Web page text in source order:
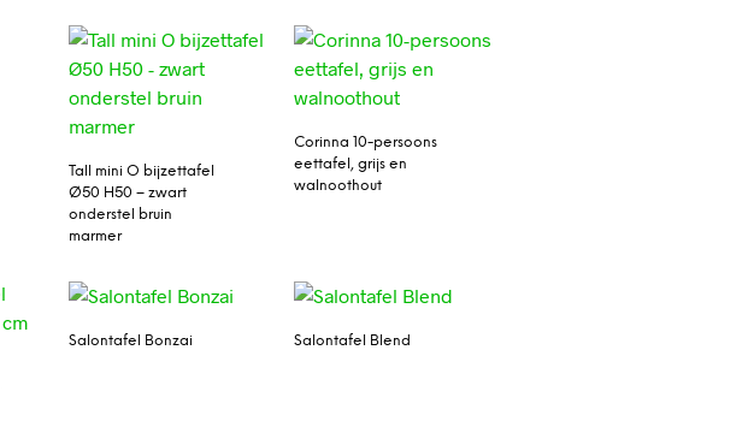
Tall mini O bijzettafel
Ø50 H50 – zwart
onderstel bruin
marmer
Corinna 10-persoons
eettafel, grijs en
walnoothout
Salontafel Bonzai Salontafel Blend